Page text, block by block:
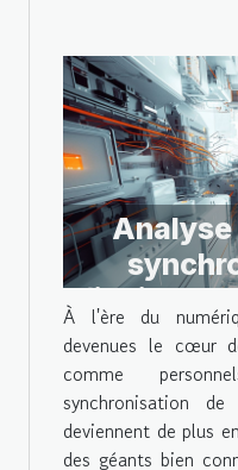
Analyse
fichiers
peu
À l'ère du
devenues le cœur
comme
synchronisation
deviennent de plus
des géants bien